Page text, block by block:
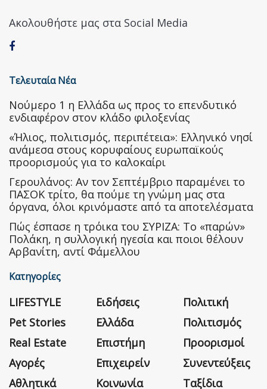
Ακολουθήστε μας στα Social Media
Τελευταία Νέα
Nούμερο 1 η Ελλάδα ως προς το επενδυτικό
ενδιαφέρον στον κλάδο φιλοξενίας
«Ήλιος, πολιτισμός, περιπέτεια»: Ελληνικό νησί
ανάμεσα στους κορυφαίους ευρωπαϊκούς
προορισμούς για το καλοκαίρι
Γερουλάνος: Αν τον Σεπτέμβριο παραμένει το
ΠΑΣΟΚ τρίτο, θα πούμε τη γνώμη μας στα
όργανα, όλοι κρινόμαστε από τα αποτελέσματα
Πώς έσπασε η τρόικα του ΣΥΡΙΖΑ: Το «παρών»
Πολάκη, η συλλογική ηγεσία και ποιοι θέλουν
Αρβανίτη, αντί Φάμελλου
Κατηγορίες
LIFESTYLE
Pet Stories
Real Estate
Αγορές
Αθλητικά
Ειδήσεις
Ελλάδα
Επιστήμη
Επιχειρείν
Κοινωνία
Πολιτική
Πολιτισμός
Προορισμοί
Συνεντεύξεις
Ταξίδια